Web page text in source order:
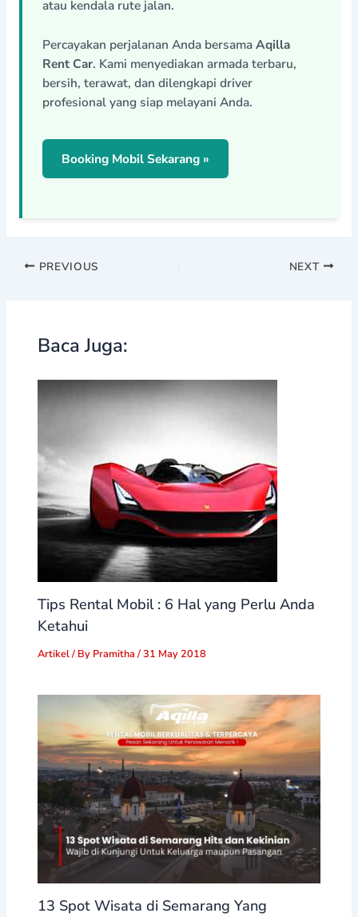
atau kendala rute jalan.
Percayakan perjalanan Anda bersamaAqilla
Rent Car. Kami menyediakan armada terbaru,
bersih, terawat, dan dilengkapi driver
profesional yang siap melayani Anda.
Booking Mobil Sekarang »
PREVIOUS NEXT
Baca Juga:
Tips Rental Mobil : 6 Hal yang Perlu Anda
Ketahui
Artikel/ By Pramitha/31 May 2018
13 Spot Wisata di Semarang Yang